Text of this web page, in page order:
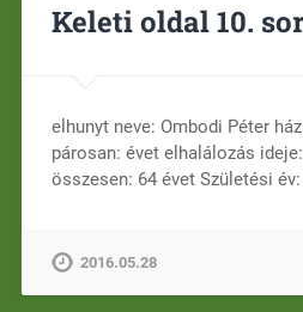
Keleti oldal 10.
elhunyt neve: Ombodi Péter
párosan: évet elhalálozás
összesen: 64 évet Születési év:
2016.05.28